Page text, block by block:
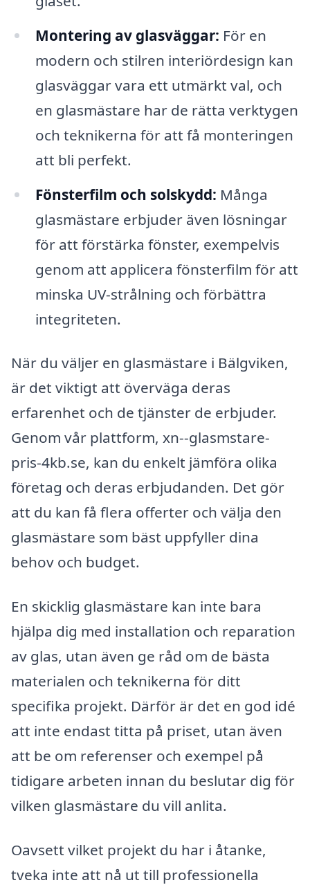
Montering av glasväggar: För en
modern och stilren interiördesign kan
glasväggar vara ett utmärkt val, och
en glasmästare har de rätta verktygen
och teknikerna för att få monteringen
att bli perfekt.
Fönsterfilm och solskydd: Många
glasmästare erbjuder även lösningar
för att förstärka fönster, exempelvis
genom att applicera fönsterfilm för att
minska UV-strålning och förbättra
integriteten.
När du väljer en glasmästare i Bälgviken,
är det viktigt att överväga deras
erfarenhet och de tjänster de erbjuder.
Genom vår plattform, xn--glasmstare-
pris-4kb.se, kan du enkelt jämföra olika
företag och deras erbjudanden. Det gör
att du kan få flera offerter och välja den
glasmästare som bäst uppfyller dina
behov och budget.
En skicklig glasmästare kan inte bara
hjälpa dig med installation och reparation
av glas, utan även ge råd om de bästa
materialen och teknikerna för ditt
specifika projekt. Därför är det en god idé
att inte endast titta på priset, utan även
att be om referenser och exempel på
tidigare arbeten innan du beslutar dig för
vilken glasmästare du vill anlita.
Oavsett vilket projekt du har i åtanke,
tveka inte att nå ut till professionella